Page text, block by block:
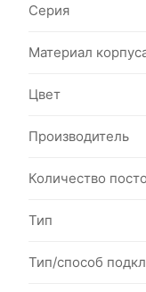
Серия
Материал
Цвет
Производитель
Количество
Тип
Тип/способ